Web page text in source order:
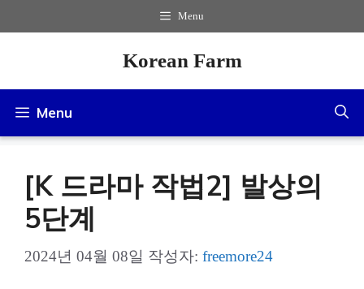
Menu
Korean Farm
Menu
[K 드라마 작법2] 발상의
5단계
2024년 04월 08일 작성자: freemore24